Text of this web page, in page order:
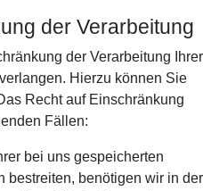
der Verarbeitung
der Verarbeitung Ihrer
Hierzu können Sie
Recht auf Einschränkung
Fällen:
bei uns gespeicherten
bestreiten, benötigen wir in der